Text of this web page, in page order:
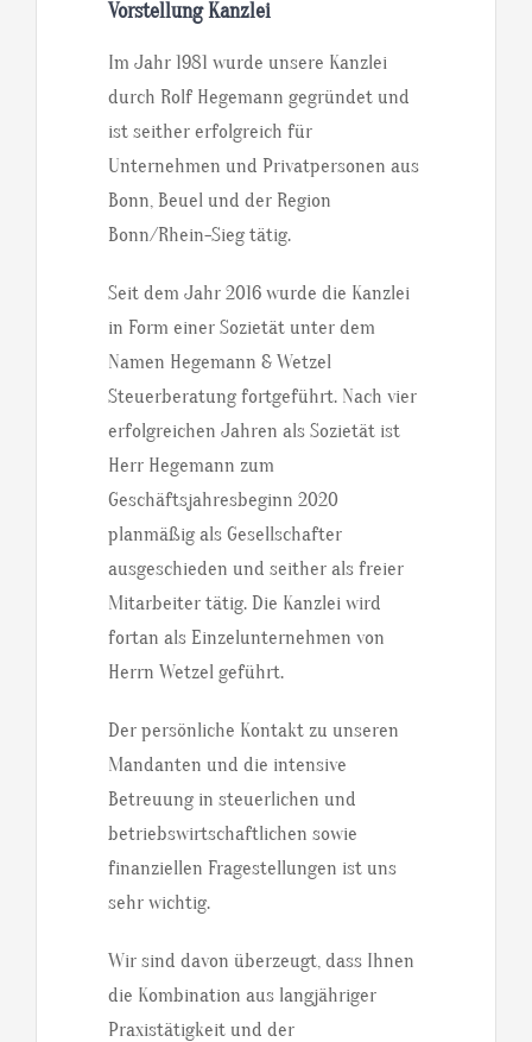
Vorstellung Kanzlei
Im Jahr 1981 wurde unsere Kanzlei
durch Rolf Hegemann gegründet und
ist seither erfolgreich für
Unternehmen und Privatpersonen aus
Bonn, Beuel und der Region
Bonn/Rhein-Sieg tätig.
Seit dem Jahr 2016 wurde die Kanzlei
in Form einer Sozietät unter dem
Namen Hegemann & Wetzel
Steuerberatung fortgeführt. Nach vier
erfolgreichen Jahren als Sozietät ist
Herr Hegemann zum
Geschäftsjahresbeginn 2020
planmäßig als Gesellschafter
ausgeschieden und seither als freier
Mitarbeiter tätig. Die Kanzlei wird
fortan als Einzelunternehmen von
Herrn Wetzel geführt.
Der persönliche Kontakt zu unseren
Mandanten und die intensive
Betreuung in steuerlichen und
betriebswirtschaftlichen sowie
finanziellen Fragestellungen ist uns
sehr wichtig.
Wir sind davon überzeugt, dass Ihnen
die Kombination aus langjähriger
Praxistätigkeit und der